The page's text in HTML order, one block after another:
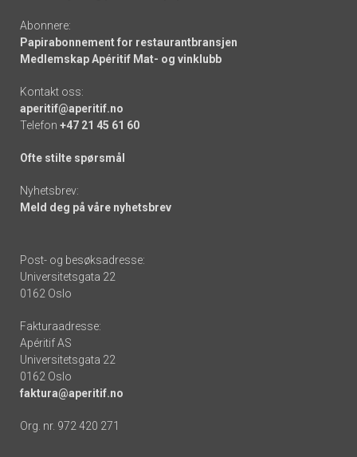
Abonnere:
Papirabonnement for restaurantbransjen
Medlemskap Apéritif Mat- og vinklubb
Kontakt oss:
aperitif@aperitif.no
Telefon +47 21 45 61 60
Ofte stilte spørsmål
Nyhetsbrev:
Meld deg på våre nyhetsbrev
Post- og besøksadresse:
Universitetsgata 22
0162 Oslo
Fakturaadresse:
Apéritif AS
Universitetsgata 22
0162 Oslo
faktura@aperitif.no
Org. nr. 972 420 271